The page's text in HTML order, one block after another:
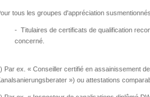
tous les groupes d'appréciation
- Titulaires de certificats de qualification
concerné.
Par ex. « Conseiller certifié en assainissement
») ou attestations